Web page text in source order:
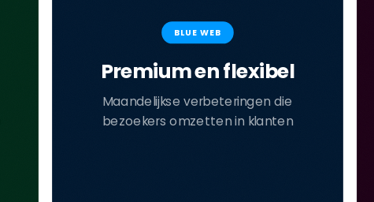
BLUE WEB
Premium en flexibel
Maandelijkse verbeteringen die
bezoekers omzetten in klanten